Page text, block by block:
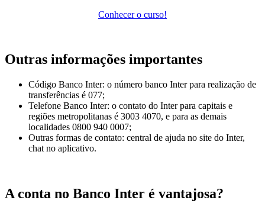
Conhecer o curso!
Outras informações importantes
Código Banco Inter: o número banco Inter para realização de
transferências é 077;
Telefone Banco Inter: o contato do Inter para capitais e
regiões metropolitanas é 3003 4070, e para as demais
localidades 0800 940 0007;
Outras formas de contato: central de ajuda no site do Inter,
chat no aplicativo.
A conta no Banco Inter é vantajosa?